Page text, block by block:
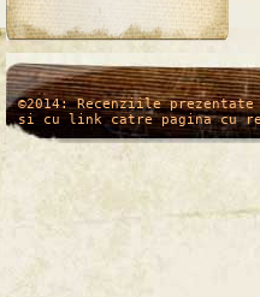
/* */
©2014: Recenziile
si cu link catre pagina cu